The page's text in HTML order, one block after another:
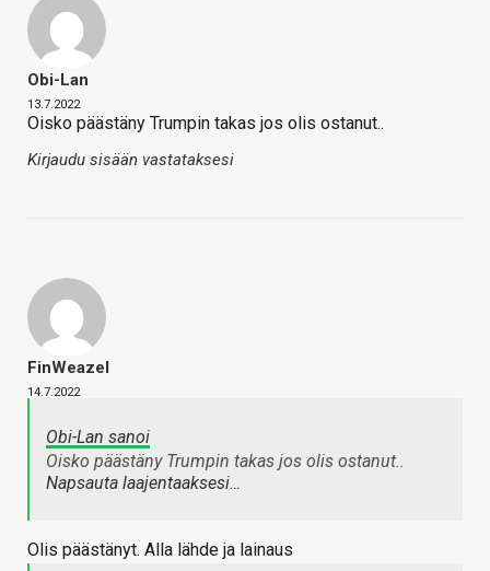
Obi-Lan
13.7.2022
Oisko päästäny Trumpin takas jos olis ostanut..
Kirjaudu sisään vastataksesi
FinWeazel
14.7.2022
Obi-Lan sanoi
Oisko päästäny Trumpin takas jos olis ostanut..
Napsauta laajentaaksesi…
Olis päästänyt. Alla lähde ja lainaus